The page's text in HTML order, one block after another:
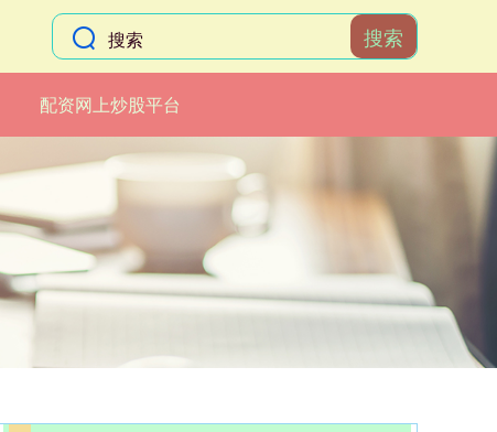
搜索
配资网上炒股平台